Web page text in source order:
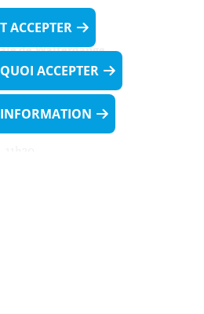
de Walferdange
ACCEPTER
ACCEPTER